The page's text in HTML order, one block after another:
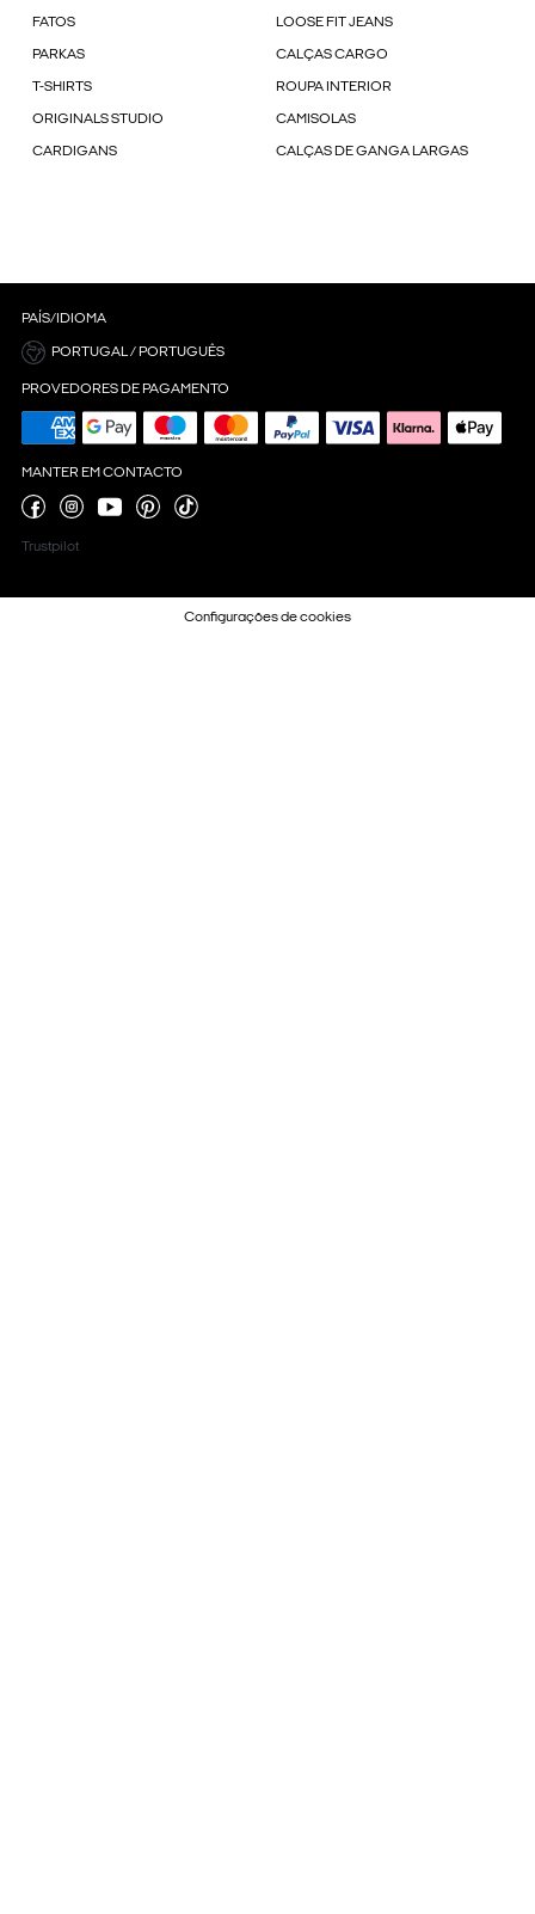
FATOS LOOSE FIT JEANS
PARKAS CALÇAS CARGO
T-SHIRTS ROUPA INTERIOR
ORIGINALS STUDIO CAMISOLAS
CARDIGANS CALÇAS DE GANGA LARGAS
PAÍS/IDIOMA
PORTUGAL / PORTUGUÊS
PROVEDORES DE PAGAMENTO
MANTER EM CONTACTO
Trustpilot
Configurações de cookies